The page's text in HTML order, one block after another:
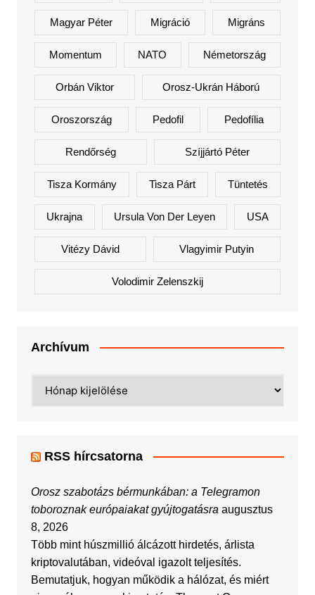
Magyar Péter Migráció Migráns
Momentum NATO Németország
Orbán Viktor Orosz-Ukrán Háború
Oroszország Pedofil Pedofília
Rendőrség Szíjjártó Péter
Tisza Kormány Tisza Párt Tüntetés
Ukrajna Ursula Von Der Leyen USA
Vitézy Dávid Vlagyimir Putyin
Volodimir Zelenszkij
Archívum
RSS hírcsatorna
Orosz szabotázs bérmunkában: a Telegramon
toboroznak európaiakat gyújtogatásra augusztus
8, 2026
Több mint húszmillió álcázott hirdetés, árlista
kriptovalutában, videóval igazolt teljesítés.
Bemutatjuk, hogyan működik a hálózat, és miért